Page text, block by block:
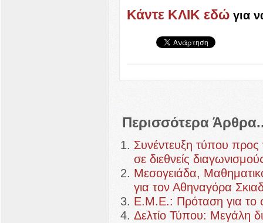
Κάντε ΚΛΙΚ εδώ για
Περισσότερα
Συνέντευξη τύπου
σε διεθνείς
Μεσογειάδα,
για τον Αθηναγόρα
Ε.Μ.Ε.: Πρόταση για το
Δελτίο Τύπου: Μεγάλη